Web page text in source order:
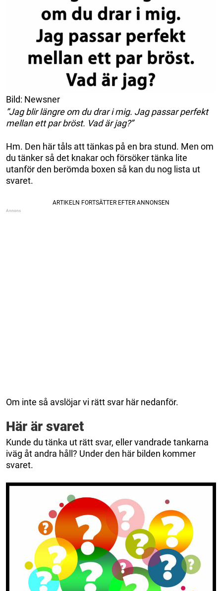
Bild: Newsner
”Jag blir längre om du drar i mig. Jag passar perfekt
mellan ett par bröst. Vad är jag?”
Hm. Den här tåls att tänkas på en bra stund. Men om
du tänker så det knakar och försöker tänka lite
utanför den berömda boxen så kan du nog lista ut
svaret.
Om inte så avslöjar vi rätt svar här nedanför.
Här är svaret
Kunde du tänka ut rätt svar, eller vandrade tankarna
iväg åt andra håll? Under den här bilden kommer
svaret.